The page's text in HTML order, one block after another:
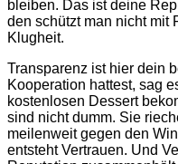
bleiben. Das ist deine
den schützt man nicht mit
Klugheit.
Transparenz ist hier dein
Kooperation hattest, sag
kostenlosen Dessert
sind nicht dumm. Sie
meilenweit gegen den
entsteht Vertrauen. Und